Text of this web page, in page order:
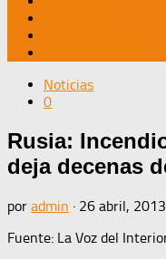
Noticias
0
Rusia:
deja decenas
por admin · 26 abril, 2013
Fuente: La Voz del